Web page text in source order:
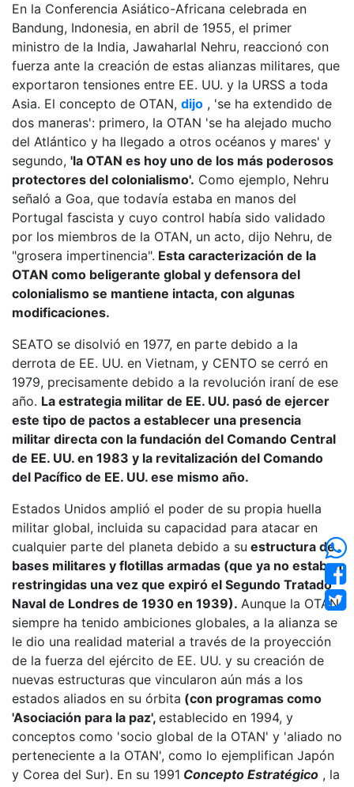
En la Conferencia Asiático-Africana celebrada en
Bandung, Indonesia, en abril de 1955, el primer
ministro de la India, Jawaharlal Nehru, reaccionó con
fuerza ante la creación de estas alianzas militares, que
exportaron tensiones entre EE. UU. y la URSS a toda
Asia. El concepto de OTAN, dijo , 'se ha extendido de
dos maneras': primero, la OTAN 'se ha alejado mucho
del Atlántico y ha llegado a otros océanos y mares' y
segundo, 'la OTAN es hoy uno de los más poderosos
protectores del colonialismo'. Como ejemplo, Nehru
señaló a Goa, que todavía estaba en manos del
Portugal fascista y cuyo control había sido validado
por los miembros de la OTAN, un acto, dijo Nehru, de
"grosera impertinencia". Esta caracterización de la
OTAN como beligerante global y defensora del
colonialismo se mantiene intacta, con algunas
modificaciones.
SEATO se disolvió en 1977, en parte debido a la
derrota de EE. UU. en Vietnam, y CENTO se cerró en
1979, precisamente debido a la revolución iraní de ese
año. La estrategia militar de EE. UU. pasó de ejercer
este tipo de pactos a establecer una presencia
militar directa con la fundación del Comando Central
de EE. UU. en 1983 y la revitalización del Comando
del Pacífico de EE. UU. ese mismo año.
Estados Unidos amplió el poder de su propia huella
militar global, incluida su capacidad para atacar en
cualquier parte del planeta debido a su estructura de
bases militares y flotillas armadas (que ya no estaban
restringidas una vez que expiró el Segundo Tratado
Naval de Londres de 1930 en 1939). Aunque la OTAN
siempre ha tenido ambiciones globales, a la alianza se
le dio una realidad material a través de la proyección
de la fuerza del ejército de EE. UU. y su creación de
nuevas estructuras que vincularon aún más a los
estados aliados en su órbita (con programas como
'Asociación para la paz', establecido en 1994, y
conceptos como 'socio global de la OTAN' y 'aliado no
perteneciente a la OTAN', como lo ejemplifican Japón
y Corea del Sur). En su 1991 Concepto Estratégico , la